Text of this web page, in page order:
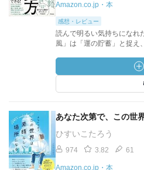
Amazon.co.jp・本
感想・レビュー
読んで明るい気持ちになれ
風」は「運の貯蓄」と捉え
あなた次第で、この世
ひすいこたろう
974 3.82 61
Amazon.co.jp・本